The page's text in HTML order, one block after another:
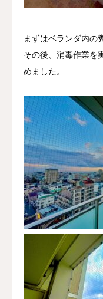
まずはベランダ内の
その後、消毒作業を
めました。